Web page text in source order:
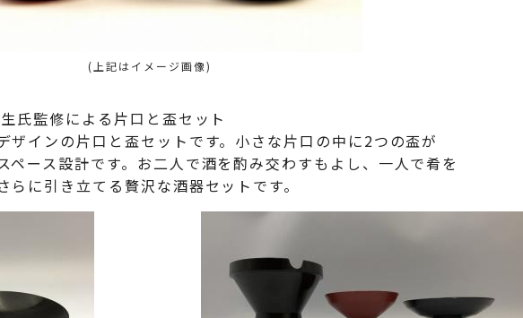
(上記はイメージ画像)
氏監修による片口と盃セット
インの片口と盃セットです。小さな片口の中に2つの盃が
ース設計です。お二人で酒を酌み交わすもよし、一人で肴を
に引き立てる贅沢な酒器セットです。